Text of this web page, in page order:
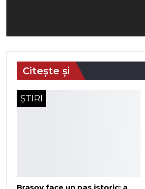
Citește și
ȘTIRI
Brașov face un pas istoric: a